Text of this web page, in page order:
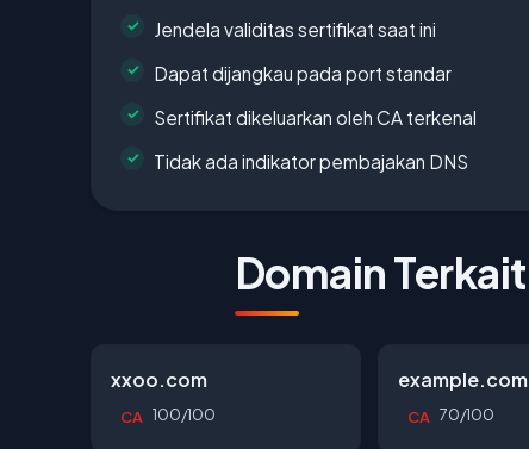
Jendela validitas sertifikat saat ini
Dapat dijangkau pada port standar
Sertifikat dikeluarkan oleh CA terkenal
Tidak ada indikator pembajakan DNS
Domain Terkait
xxoo.com
CA 100/100
example.com
CA 70/100